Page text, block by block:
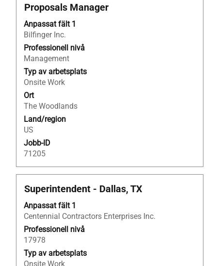
Titel
Proposals Manager
Anpassat fält 1
Bilfinger Inc.
Professionell nivå
Management
Typ av arbetsplats
Onsite Work
Ort
The Woodlands
Land/region
US
Jobb-ID
71205
Klicka
blankstegstangenten
för
att
visa
allt
innehåll
i
jobbeskrivningen.
Titel
Superintendent - Dallas, TX
Anpassat fält 1
Centennial Contractors Enterprises Inc.
Professionell nivå
17978
Typ av arbetsplats
Onsite Work
Klicka
blankstegstangenten
för
att
visa
allt
innehåll